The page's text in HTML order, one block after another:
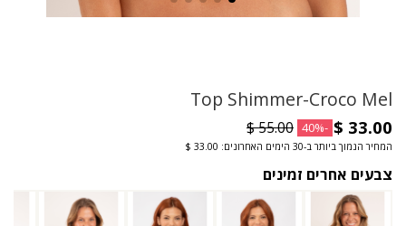
Top Shimmer-Croco Mel
-40%
המחיר הנמוך ביותר ב-30 הימים האחרונים: ‏33.00 $
צבעים אחרים זמינים